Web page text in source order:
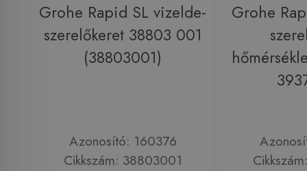
Grohe Rapid SL vizelde-
szerelőkeret 38803 001
(38803001)
Azonosító: 160376
Cikkszám: 38803001
Grohe